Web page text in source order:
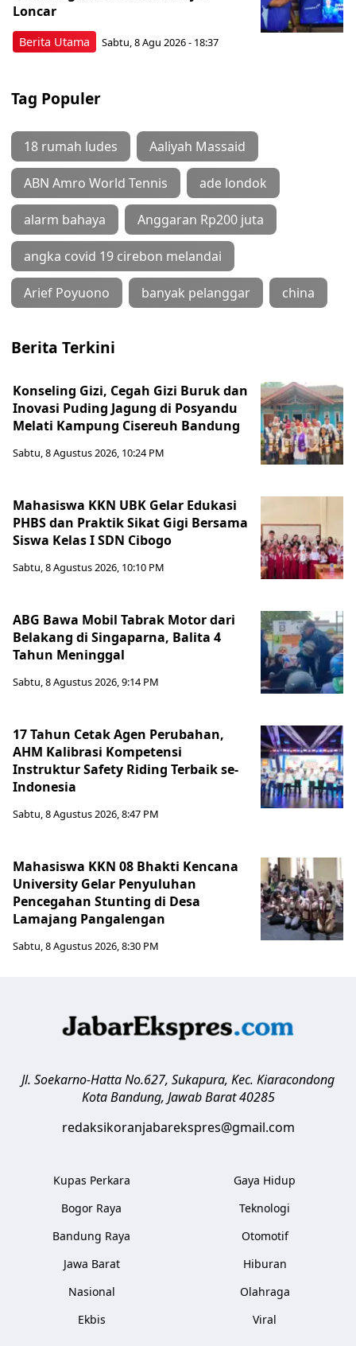
Berita Utama
Loncar
Sabtu, 8 Agu 2026 - 18:37
Tag Populer
18 rumah ludes Aaliyah Massaid
ABN Amro World Tennis ade londok
alarm bahaya Anggaran Rp200 juta
angka covid 19 cirebon melandai
Arief Poyuono banyak pelanggar china
Berita Terkini
Konseling Gizi, Cegah Gizi Buruk dan
Inovasi Puding Jagung di Posyandu
Melati Kampung Cisereuh Bandung
Sabtu, 8 Agustus 2026, 10:24 PM
Mahasiswa KKN UBK Gelar Edukasi
PHBS dan Praktik Sikat Gigi Bersama
Siswa Kelas I SDN Cibogo
Sabtu, 8 Agustus 2026, 10:10 PM
ABG Bawa Mobil Tabrak Motor dari
Belakang di Singaparna, Balita 4
Tahun Meninggal
Sabtu, 8 Agustus 2026, 9:14 PM
17 Tahun Cetak Agen Perubahan,
AHM Kalibrasi Kompetensi
Instruktur Safety Riding Terbaik se-
Indonesia
Sabtu, 8 Agustus 2026, 8:47 PM
Mahasiswa KKN 08 Bhakti Kencana
University Gelar Penyuluhan
Pencegahan Stunting di Desa
Lamajang Pangalengan
Sabtu, 8 Agustus 2026, 8:30 PM
Jl. Soekarno-Hatta No.627, Sukapura, Kec. Kiaracondong
Kota Bandung, Jawab Barat 40285
redaksikoranjabarekspres@gmail.com
Kupas Perkara
Bogor Raya
Bandung Raya
Jawa Barat
Nasional
Ekbis
Gaya Hidup
Teknologi
Otomotif
Hiburan
Olahraga
Viral